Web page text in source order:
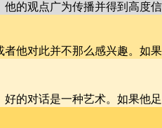
的观点广为传播并得到高度
他对此并不那么感兴趣。如
的对话是一种艺术。如果他